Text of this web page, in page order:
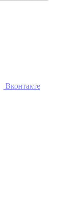
Вконтакте